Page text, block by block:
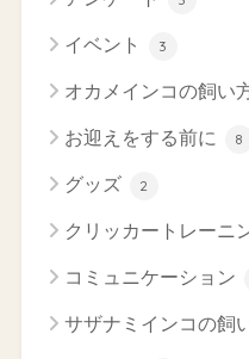
イベント 3
オカメインコの飼い
お迎えをする前に 8
グッズ 2
クリッカートレーニ
コミュニケーション
サザナミインコの飼